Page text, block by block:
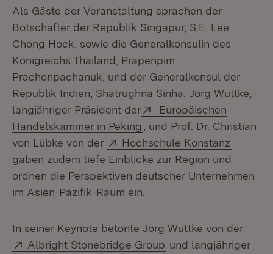
Als Gäste der Veranstaltung sprachen der
Botschafter der Republik Singapur, S.E. Lee
Chong Hock, sowie die Generalkonsulin des
Königreichs Thailand, Prapenpim
Prachonpachanuk, und der Generalkonsul der
Republik Indien, Shatrughna Sinha. Jörg Wuttke,
langjähriger Präsident der
Extern:
Europäischen
Handelskammer in Peking (Öffnet in neuem Fenster)
, und Prof. Dr. Christian
von Lübke von der
Extern:
Hochschule Konstanz
gaben zudem tiefe Einblicke zur Region und
ordnen die Perspektiven deutscher Unternehmen
im Asien-Pazifik-Raum ein.
In seiner Keynote betonte Jörg Wuttke von der
Extern:
Albright Stonebridge Group (Öffnet in neuem
und langjähriger